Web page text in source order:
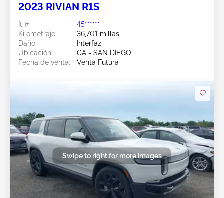
2023 RIVIAN R1S
Ít #:
45******
Kilometraje:
36,701 millas
Daño:
Interfaz
Ubicación:
CA - SAN DIEGO
Fecha de venta:
Venta Futura
Swipe to right for more images